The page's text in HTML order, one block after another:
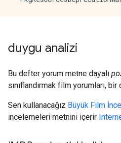
duygu analizi
Bu defter yorum metne dayalı
sınıflandırmak film yorumları,
Sen kullanacağız Büyük Film
incelemeleri metnini içerir